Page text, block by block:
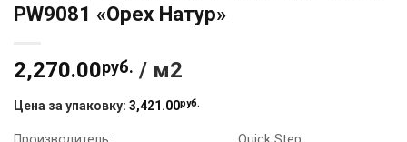
PW9081 «Орех Натур»
2,270.00руб. / м2
Цена за упаковку: 3,421.00руб.